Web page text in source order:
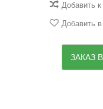
Добавить
Добавить
ЗАКАЗ